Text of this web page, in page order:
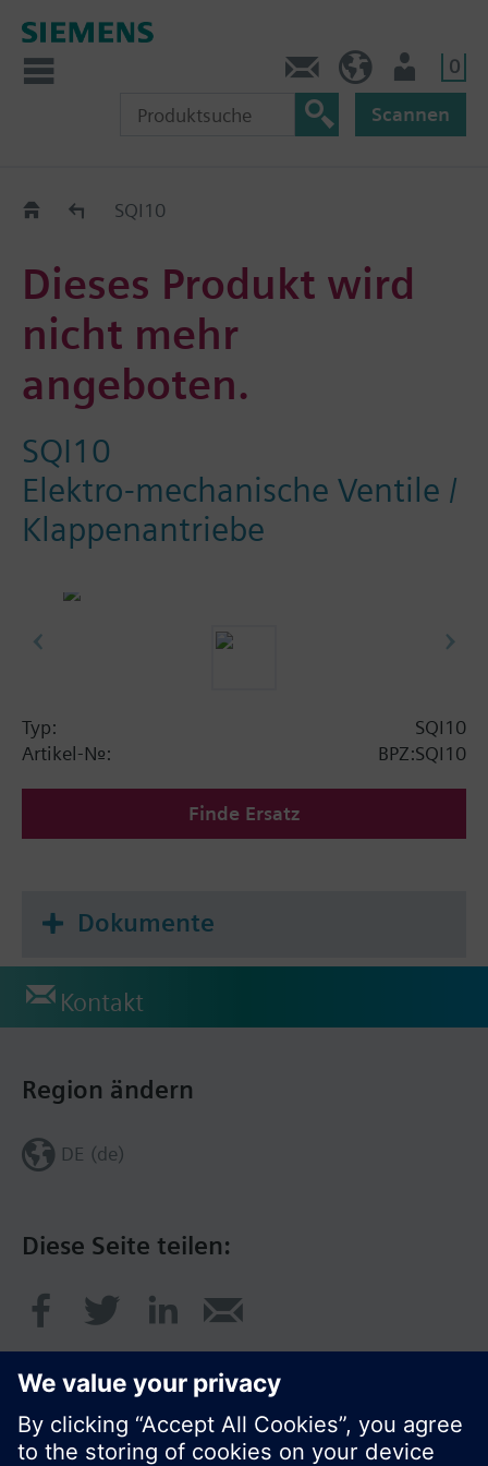
0
Scannen
Old2NewSQI10
Dieses Produkt wird
nicht mehr
angeboten.
SQI10
Elektro-mechanische Ventile /
Klappenantriebe
Typ:
SQI10
Artikel-Nr.:
BPZ:SQI10
Finde Ersatz
Dokumente
Kontakt
Diese Seite teilen:
Region ändern
DE (de)